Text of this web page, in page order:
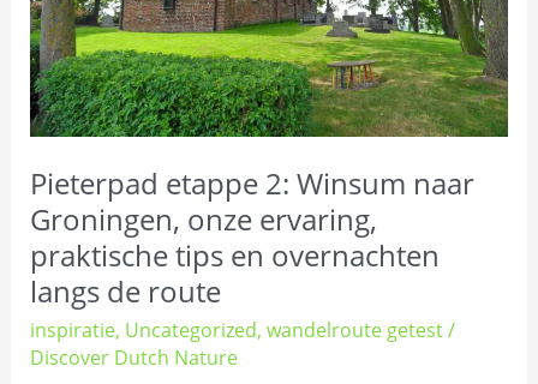
Pieterpad etappe 2: Winsum naar
Groningen, onze ervaring,
praktische tips en overnachten
langs de route
inspiratie, Uncategorized,wandelroute getest/
Discover Dutch Nature
ervaring,
praktische
tips
en
langs
de
route